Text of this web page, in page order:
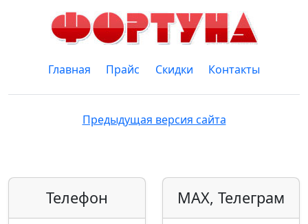
Главная Прайс Скидки Контакты
Предыдущая версия сайта
Телефон MAX, Телеграм